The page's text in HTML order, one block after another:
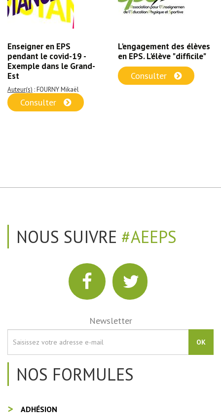
Enseigner en EPS
pendant le covid-19 -
Exemple dans le Grand-
Est
Auteur(s) : FOURNY Mikaël
Consulter
L'engagement des élèves
en EPS. L'élève "difficile"
Consulter
NOUS SUIVRE #AEEPS
Newsletter
OK
NOS FORMULES
ADHÉSION